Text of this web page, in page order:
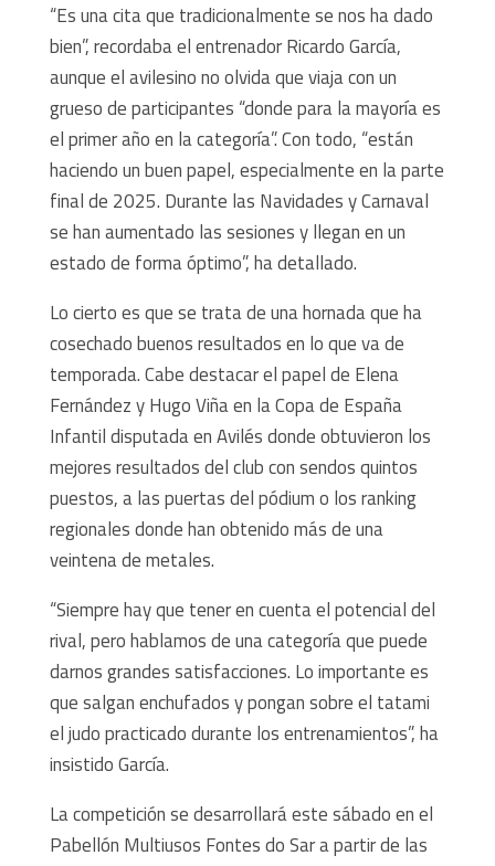
“Es una cita que tradicionalmente se nos ha dado
bien”, recordaba el entrenador Ricardo García,
aunque el avilesino no olvida que viaja con un
grueso de participantes “donde para la mayoría es
el primer año en la categoría”. Con todo, “están
haciendo un buen papel, especialmente en la parte
final de 2025. Durante las Navidades y Carnaval
se han aumentado las sesiones y llegan en un
estado de forma óptimo”, ha detallado.
Lo cierto es que se trata de una hornada que ha
cosechado buenos resultados en lo que va de
temporada. Cabe destacar el papel de Elena
Fernández y Hugo Viña en la Copa de España
Infantil disputada en Avilés donde obtuvieron los
mejores resultados del club con sendos quintos
puestos, a las puertas del pódium o los ranking
regionales donde han obtenido más de una
veintena de metales.
“Siempre hay que tener en cuenta el potencial del
rival, pero hablamos de una categoría que puede
darnos grandes satisfacciones. Lo importante es
que salgan enchufados y pongan sobre el tatami
el judo practicado durante los entrenamientos”, ha
insistido García.
La competición se desarrollará este sábado en el
Pabellón Multiusos Fontes do Sar a partir de las